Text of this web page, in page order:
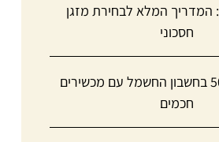
מזגנים 2025: המדריך המלא לבחירת מזגן
חסכוני
איך לחסוך 50% בחשבון החשמל עם מכשירים
חכמים